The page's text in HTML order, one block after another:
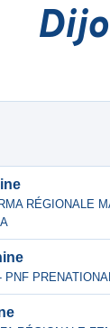
RÉGIONALE
PNF